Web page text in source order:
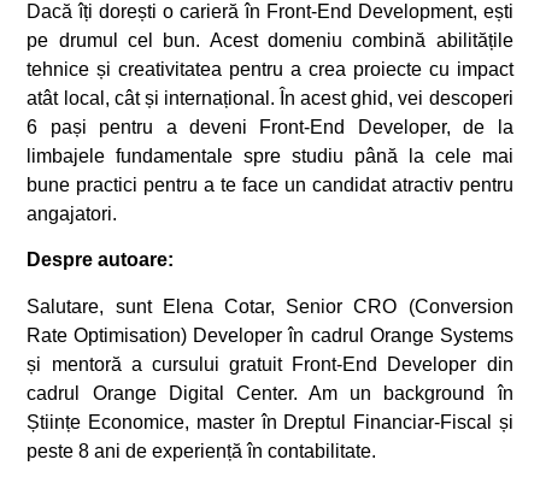
Dacă îți dorești o carieră în Front-End Development, ești
pe drumul cel bun. Acest domeniu combină abilitățile
tehnice și creativitatea pentru a crea proiecte cu impact
atât local, cât și internațional. În acest ghid, vei descoperi
6 pași pentru a deveni Front-End Developer, de la
limbajele fundamentale spre studiu până la cele mai
bune practici pentru a te face un candidat atractiv pentru
angajatori.
Despre autoare:
Salutare, sunt Elena Cotar, Senior CRO (Conversion
Rate Optimisation) Developer în cadrul Orange Systems
și mentoră a cursului gratuit Front-End Developer din
cadrul Orange Digital Center. Am un background în
Științe Economice, master în Dreptul Financiar-Fiscal și
peste 8 ani de experiență în contabilitate.